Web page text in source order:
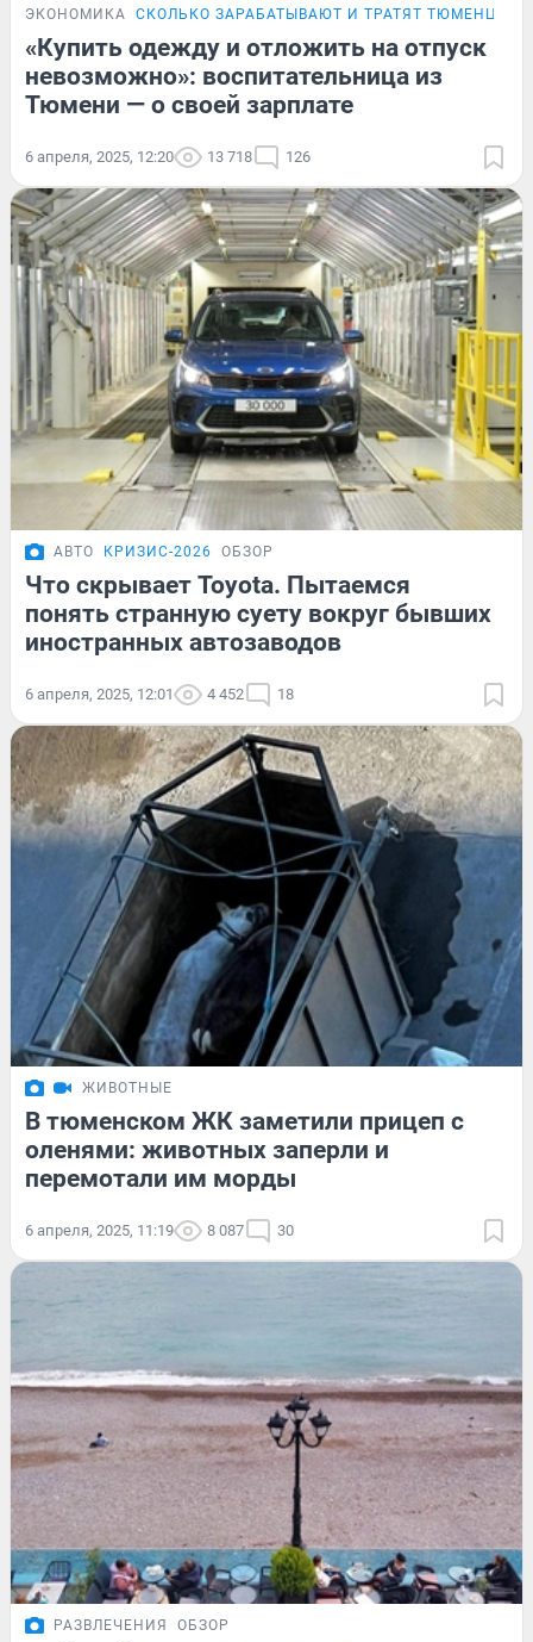
ЭКОНОМИКА СКОЛЬКО ЗАРАБАТЫВАЮТ И ТРАТЯТ ТЮМЕНЦЫ
«Купить одежду и отложить на отпуск
невозможно»: воспитательница из
Тюмени — о своей зарплате
6 апреля, 2025, 12:20 13 718 126
АВТО КРИЗИС-2026 ОБЗОР
Что скрывает Toyota. Пытаемся
понять странную суету вокруг бывших
иностранных автозаводов
6 апреля, 2025, 12:01 4 452 18
ЖИВОТНЫЕ
В тюменском ЖК заметили прицеп с
оленями: животных заперли и
перемотали им морды
6 апреля, 2025, 11:19 8 087 30
РАЗВЛЕЧЕНИЯ ОБЗОР